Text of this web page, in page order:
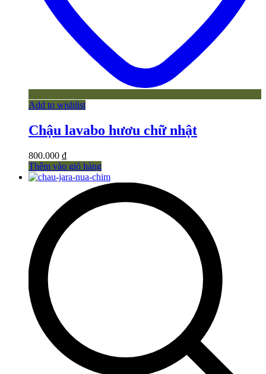
Add to wishlist
Chậu lavabo hươu chữ nhật
800.000 ₫
Thêm vào giỏ hàng